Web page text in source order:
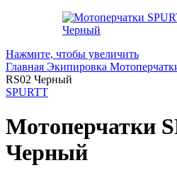
Нажмите, чтобы увеличить
Главная Экипировка
RS02 Черный
SPURTT
Мотоперчатки
Черный